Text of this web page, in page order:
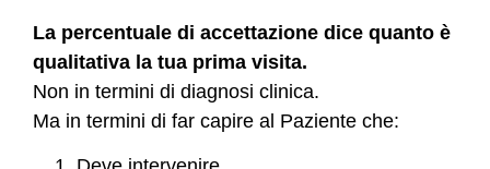
La percentuale di accettazione dice quanto è
qualitativa la tua prima visita.
Non in termini di diagnosi clinica.
Ma in termini di far capire al Paziente che: